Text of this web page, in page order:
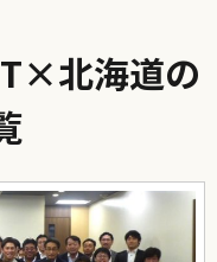
北海道の